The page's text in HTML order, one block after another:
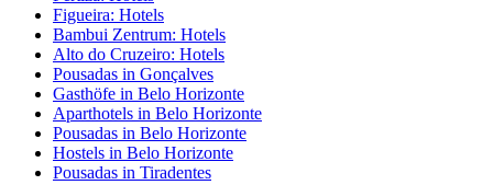
Figueira: Hotels
Bambui Zentrum: Hotels
Alto do Cruzeiro: Hotels
Pousadas in Gonçalves
Gasthöfe in Belo Horizonte
Aparthotels in Belo Horizonte
Pousadas in Belo Horizonte
Hostels in Belo Horizonte
Pousadas in Tiradentes